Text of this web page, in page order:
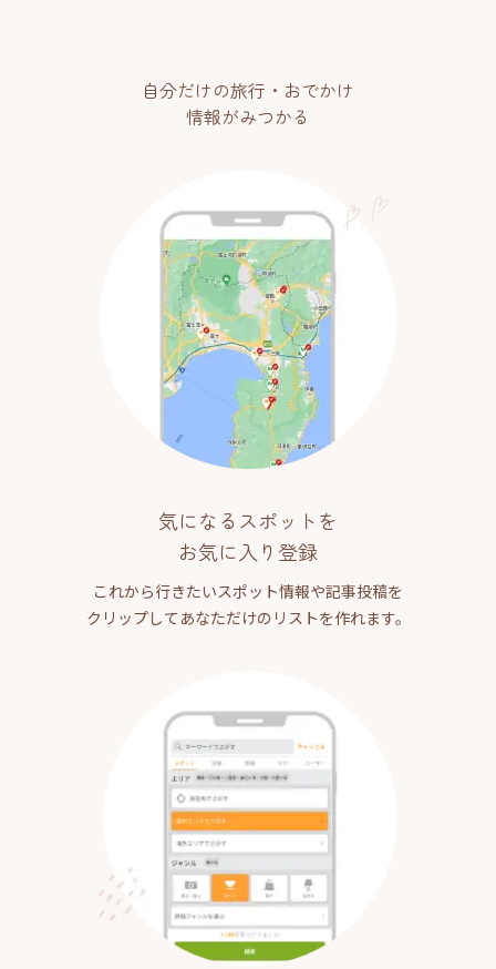
自分だけの旅行・おでかけ
情報がみつかる
気になるスポットを
お気に入り登録
これから行きたいスポット情報や記事投稿を
クリップしてあなただけのリストを作れます。